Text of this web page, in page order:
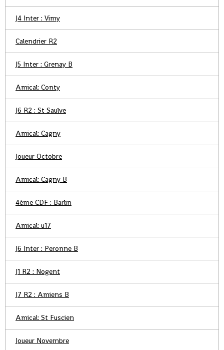
J4 Inter : Vimy
Calendrier R2
J5 Inter : Grenay B
Amical: Conty
J6 R2 : St Saulve
Amical: Cagny
Joueur Octobre
Amical: Cagny B
4ème CDF : Barlin
Amical: u17
J6 Inter : Peronne B
J1 R2 : Nogent
J7 R2 : Amiens B
Amical: St Fuscien
Joueur Novembre